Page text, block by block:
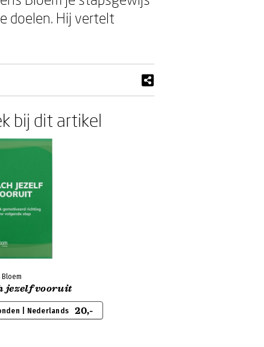
doelen. Hij vertelt
bij dit artikel
jezelf vooruit
| Nederlands 20,-